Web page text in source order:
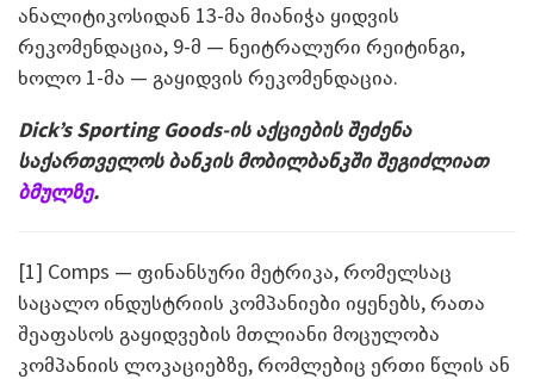
ანალიტიკოსიდან 13-მა მიანიჭა ყიდვის
რეკომენდაცია, 9-მ — ნეიტრალური რეიტინგი,
ხოლო 1-მა — გაყიდვის რეკომენდაცია.
Dick’s Sporting Goods-ის აქციების შეძენა
საქართველოს ბანკის მობილბანკში შეგიძლიათ
ბმულზე.
[1] Comps — ფინანსური მეტრიკა, რომელსაც
საცალო ინდუსტრიის კომპანიები იყენებს, რათა
შეაფასოს გაყიდვების მთლიანი მოცულობა
კომპანიის ლოკაციებზე, რომლებიც ერთი წლის ან